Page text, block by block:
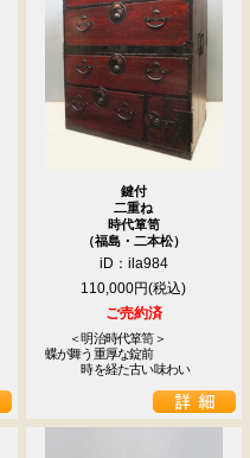
鍵付
二重ね
時代箪笥
（福島・二本松）
iD：ila984
110,000円
ご売約済
＜明治時代箪笥＞
蝶が舞う重厚な錠前
時を経た古い味わい